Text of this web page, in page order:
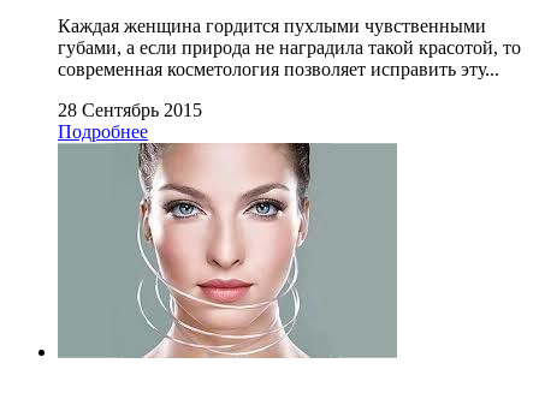
Каждая женщина гордится пухлыми чувственными
губами, а если природа не наградила такой красотой, то
современная косметология позволяет исправить эту...
28 Сентябрь 2015
Подробнее